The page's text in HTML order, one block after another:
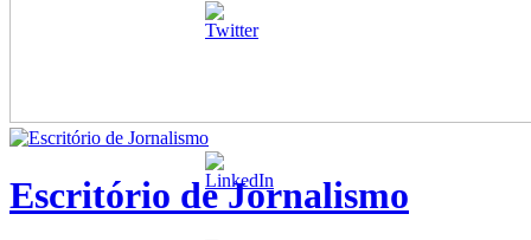
Escritório de Jornalismo